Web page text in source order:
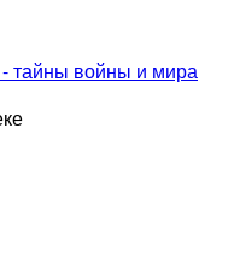
тайны войны и мира